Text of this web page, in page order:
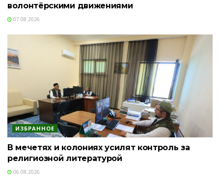
волонтёрскими движениями
07.08.2026
ИЗБРАННОЕ
В мечетях и колониях усилят контроль за
религиозной литературой
06.08.2026